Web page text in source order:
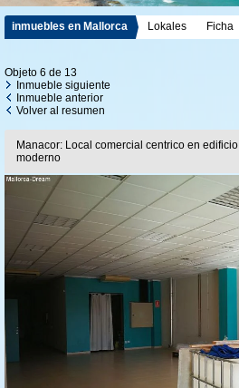
inmuebles en Mallorca Lokales Ficha
Objeto 6 de 13
Inmueble siguiente
Inmueble anterior
Volver al resumen
Manacor: Local comercial centrico en edificio
moderno